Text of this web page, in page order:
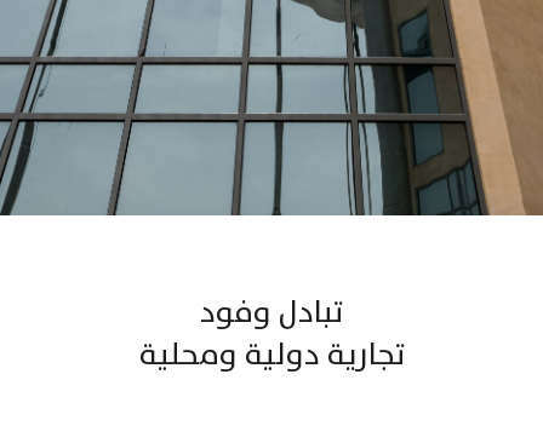
تبادل وفود
تجارية دولية ومحلية